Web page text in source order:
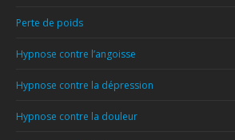
Perte de poids
Hypnose contre l’angoisse
Hypnose contre la dépression
Hypnose contre la douleur